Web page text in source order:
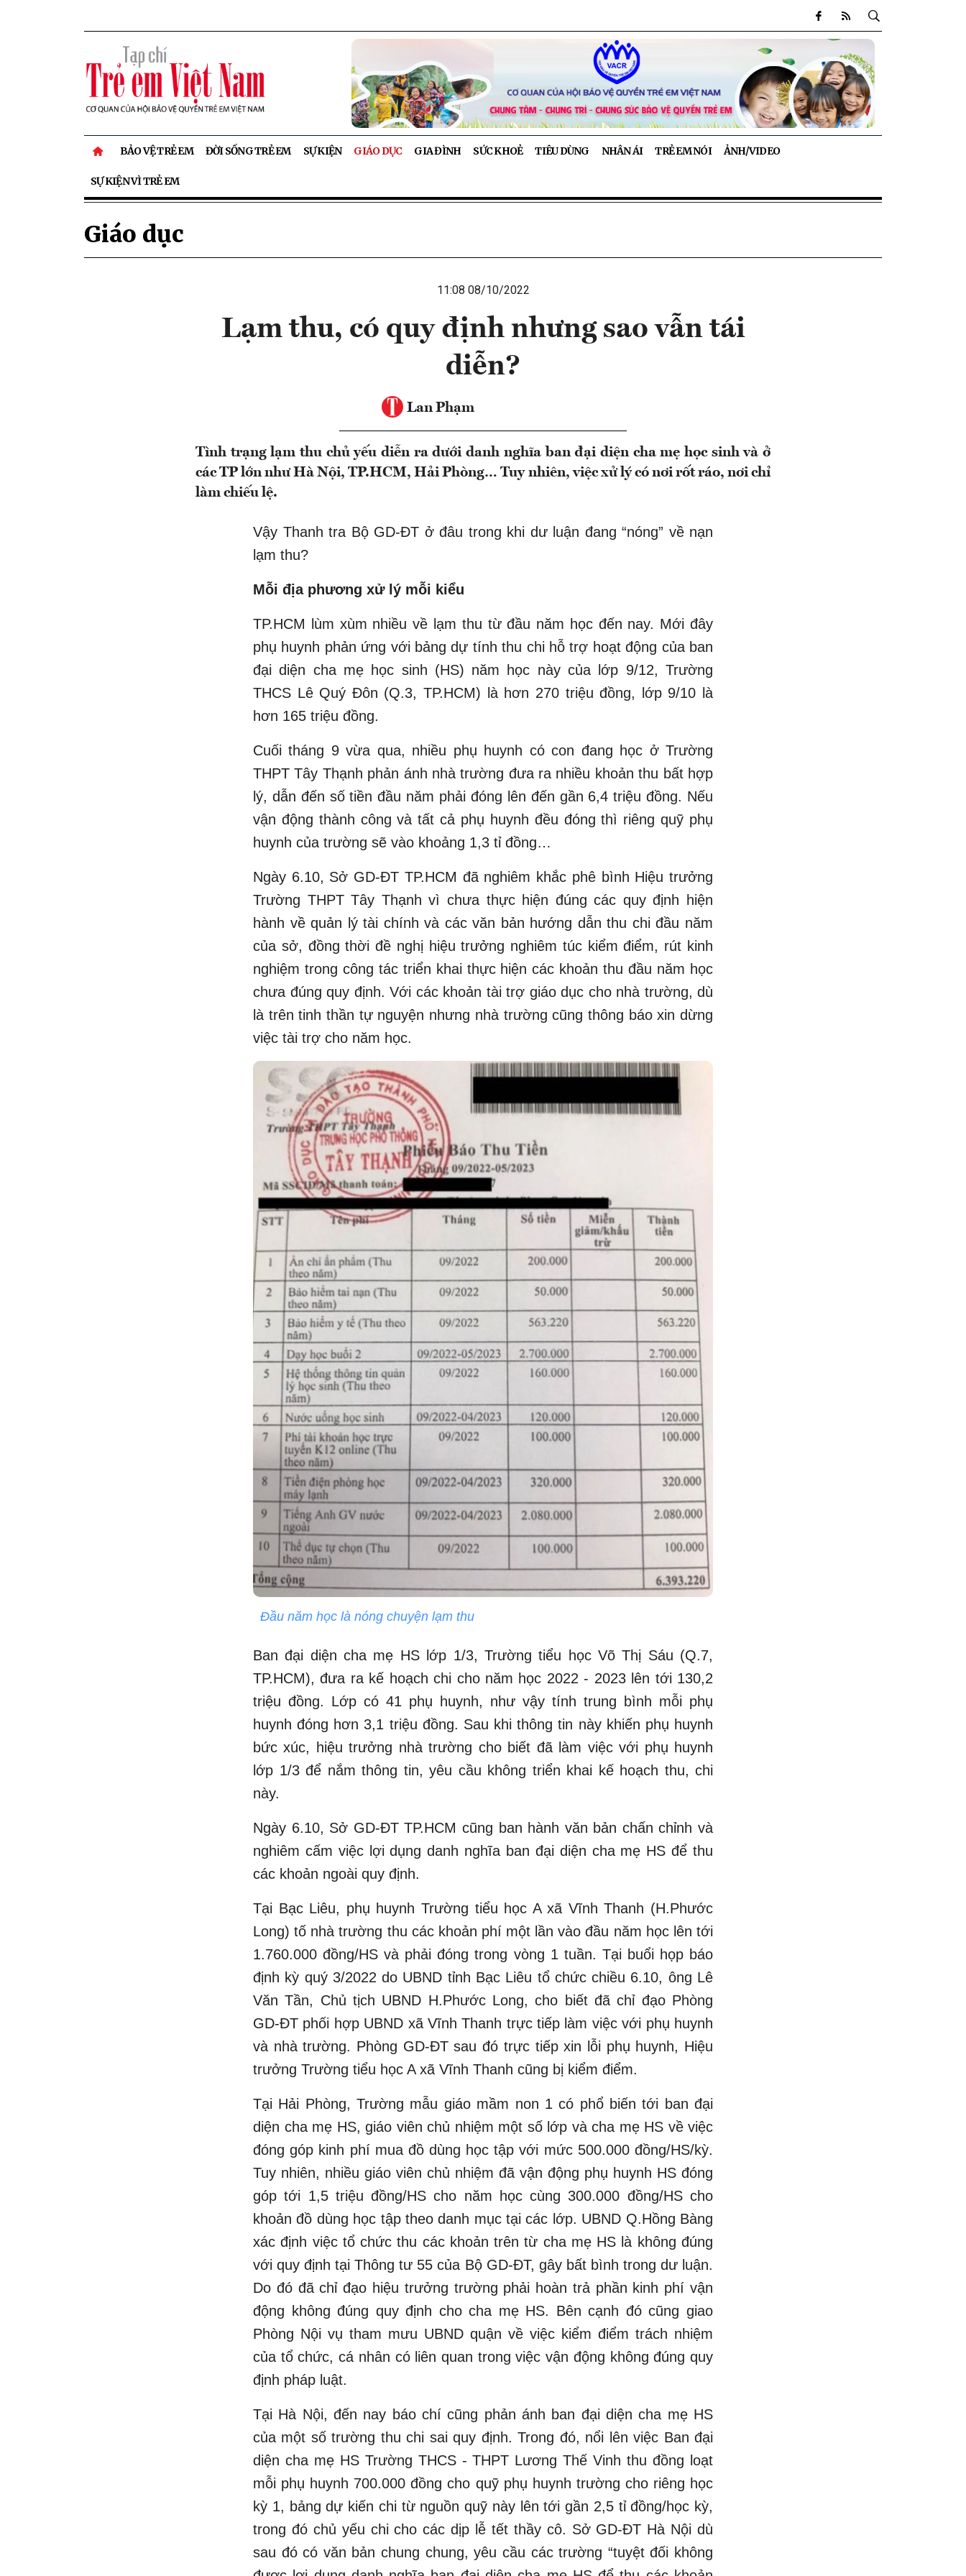
BẢO VỆ TRẺ EM ĐỜI SỐNG TRẺ EM SỰ KIỆN GIÁO DỤC GIA ĐÌNH SỨC KHOẺ TIÊU DÙNG NHÂN ÁI TRẺ EM NÓI ẢNH/VIDEO
SỰ KIỆN VÌ TRẺ EM
Giáo dục
11:08 08/10/2022
Lạm thu, có quy định nhưng sao vẫn tái
diễn?
Lan Phạm
Tình trạng lạm thu chủ yếu diễn ra dưới danh nghĩa ban đại diện cha mẹ học sinh và ở
các TP lớn như Hà Nội, TP.HCM, Hải Phòng… Tuy nhiên, việc xử lý có nơi rốt ráo, nơi chỉ
làm chiếu lệ.
Vậy Thanh tra Bộ GD-ĐT ở đâu trong khi dư luận đang “nóng” về nạn
lạm thu?
Mỗi địa phương xử lý mỗi kiểu
TP.HCM lùm xùm nhiều về lạm thu từ đầu năm học đến nay. Mới đây
phụ huynh phản ứng với bảng dự tính thu chi hỗ trợ hoạt động của ban
đại diện cha mẹ học sinh (HS) năm học này của lớp 9/12, Trường
THCS Lê Quý Đôn (Q.3, TP.HCM) là hơn 270 triệu đồng, lớp 9/10 là
hơn 165 triệu đồng.
Cuối tháng 9 vừa qua, nhiều phụ huynh có con đang học ở Trường
THPT Tây Thạnh phản ánh nhà trường đưa ra nhiều khoản thu bất hợp
lý, dẫn đến số tiền đầu năm phải đóng lên đến gần 6,4 triệu đồng. Nếu
vận động thành công và tất cả phụ huynh đều đóng thì riêng quỹ phụ
huynh của trường sẽ vào khoảng 1,3 tỉ đồng…
Ngày 6.10, Sở GD-ĐT TP.HCM đã nghiêm khắc phê bình Hiệu trưởng
Trường THPT Tây Thạnh vì chưa thực hiện đúng các quy định hiện
hành về quản lý tài chính và các văn bản hướng dẫn thu chi đầu năm
của sở, đồng thời đề nghị hiệu trưởng nghiêm túc kiểm điểm, rút kinh
nghiệm trong công tác triển khai thực hiện các khoản thu đầu năm học
chưa đúng quy định. Với các khoản tài trợ giáo dục cho nhà trường, dù
là trên tinh thần tự nguyện nhưng nhà trường cũng thông báo xin dừng
việc tài trợ cho năm học.
Đầu năm học là nóng chuyện lạm thu
Ban đại diện cha mẹ HS lớp 1/3, Trường tiểu học Võ Thị Sáu (Q.7,
TP.HCM), đưa ra kế hoạch chi cho năm học 2022 - 2023 lên tới 130,2
triệu đồng. Lớp có 41 phụ huynh, như vậy tính trung bình mỗi phụ
huynh đóng hơn 3,1 triệu đồng. Sau khi thông tin này khiến phụ huynh
bức xúc, hiệu trưởng nhà trường cho biết đã làm việc với phụ huynh
lớp 1/3 để nắm thông tin, yêu cầu không triển khai kế hoạch thu, chi
này.
Ngày 6.10, Sở GD-ĐT TP.HCM cũng ban hành văn bản chấn chỉnh và
nghiêm cấm việc lợi dụng danh nghĩa ban đại diện cha mẹ HS để thu
các khoản ngoài quy định.
Tại Bạc Liêu, phụ huynh Trường tiểu học A xã Vĩnh Thanh (H.Phước
Long) tố nhà trường thu các khoản phí một lần vào đầu năm học lên tới
1.760.000 đồng/HS và phải đóng trong vòng 1 tuần. Tại buổi họp báo
định kỳ quý 3/2022 do UBND tỉnh Bạc Liêu tổ chức chiều 6.10, ông Lê
Văn Tần, Chủ tịch UBND H.Phước Long, cho biết đã chỉ đạo Phòng
GD-ĐT phối hợp UBND xã Vĩnh Thanh trực tiếp làm việc với phụ huynh
và nhà trường. Phòng GD-ĐT sau đó trực tiếp xin lỗi phụ huynh, Hiệu
trưởng Trường tiểu học A xã Vĩnh Thanh cũng bị kiểm điểm.
Tại Hải Phòng, Trường mẫu giáo mầm non 1 có phổ biến tới ban đại
diện cha mẹ HS, giáo viên chủ nhiệm một số lớp và cha mẹ HS về việc
đóng góp kinh phí mua đồ dùng học tập với mức 500.000 đồng/HS/kỳ.
Tuy nhiên, nhiều giáo viên chủ nhiệm đã vận động phụ huynh HS đóng
góp tới 1,5 triệu đồng/HS cho năm học cùng 300.000 đồng/HS cho
khoản đồ dùng học tập theo danh mục tại các lớp. UBND Q.Hồng Bàng
xác định việc tổ chức thu các khoản trên từ cha mẹ HS là không đúng
với quy định tại Thông tư 55 của Bộ GD-ĐT, gây bất bình trong dư luận.
Do đó đã chỉ đạo hiệu trưởng trường phải hoàn trả phần kinh phí vận
động không đúng quy định cho cha mẹ HS. Bên cạnh đó cũng giao
Phòng Nội vụ tham mưu UBND quận về việc kiểm điểm trách nhiệm
của tổ chức, cá nhân có liên quan trong việc vận động không đúng quy
định pháp luật.
Tại Hà Nội, đến nay báo chí cũng phản ánh ban đại diện cha mẹ HS
của một số trường thu chi sai quy định. Trong đó, nổi lên việc Ban đại
diện cha mẹ HS Trường THCS - THPT Lương Thế Vinh thu đồng loạt
mỗi phụ huynh 700.000 đồng cho quỹ phụ huynh trường cho riêng học
kỳ 1, bảng dự kiến chi từ nguồn quỹ này lên tới gần 2,5 tỉ đồng/học kỳ,
trong đó chủ yếu chi cho các dịp lễ tết thầy cô. Sở GD-ĐT Hà Nội dù
sau đó có văn bản chung chung, yêu cầu các trường “tuyệt đối không